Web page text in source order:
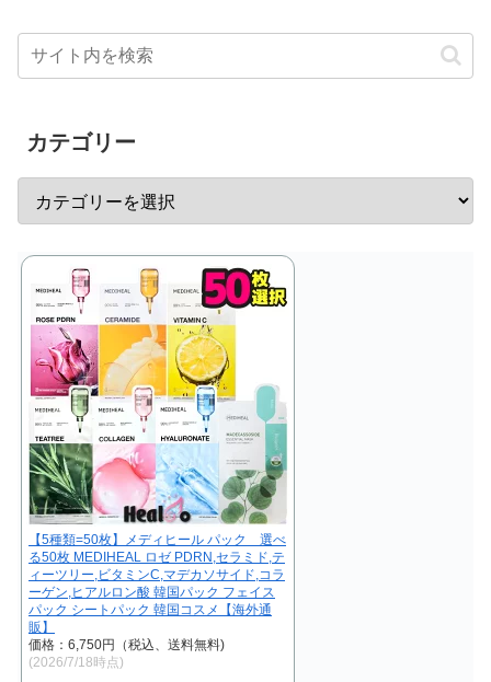
カテゴリー
【5種類=50枚】メディヒール パック 選べ
る50枚 MEDIHEAL ロゼ PDRN,セラミド,テ
ィーツリー,ビタミンC,マデカソサイド,コラ
ーゲン,ヒアルロン酸 韓国パック フェイス
パック シートパック 韓国コスメ【海外通
販】
価格：6,750円（税込、送料無料)
(2026/7/18時点)